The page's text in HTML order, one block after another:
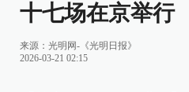
十七场在京举行
来源： 光明网-《光明日报》
2026-03-21 02:15